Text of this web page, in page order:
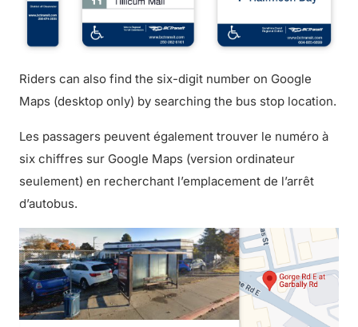
Riders can also find the six-digit number on Google
Maps (desktop only) by searching the bus stop location.
Les passagers peuvent également trouver le numéro à
six chiffres sur Google Maps (version ordinateur
seulement) en recherchant l’emplacement de l’arrêt
d’autobus.